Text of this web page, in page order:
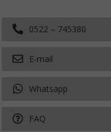
0522 – 745380
E-mail
Whatsapp
FAQ